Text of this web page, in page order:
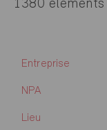
1380 éléments
Entreprise
NPA
Lieu